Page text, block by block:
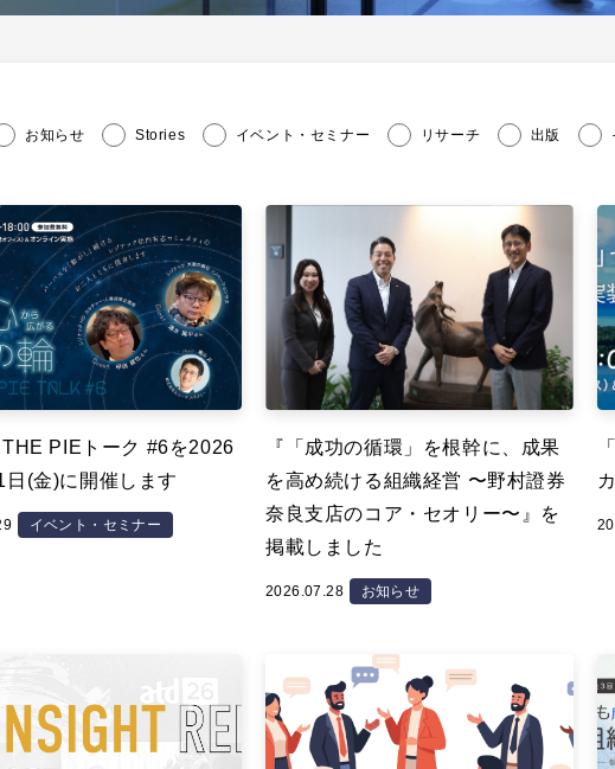
お知らせ Stories イベント・セミナー リサーチ 出版
PIEトーク #6を2026
日(金)に開催します
イベント・セミナー
『「成功の循環」を根幹に、成果
を高め続ける組織経営 〜野村證券
奈良支店のコア・セオリー〜』を
掲載しました
2026.07.28 お知らせ